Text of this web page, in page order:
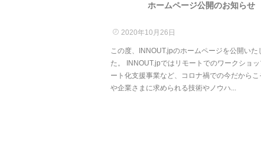
ホームページ公開のお知らせ
2020年10月26日
この度、INNOUT.jpのホームページを公開いた
た。 INNOUT.jpではリモートでのワークショ
ート化支援事業など、コロナ禍での今だから
や企業さまに求められる技術やノウハ...